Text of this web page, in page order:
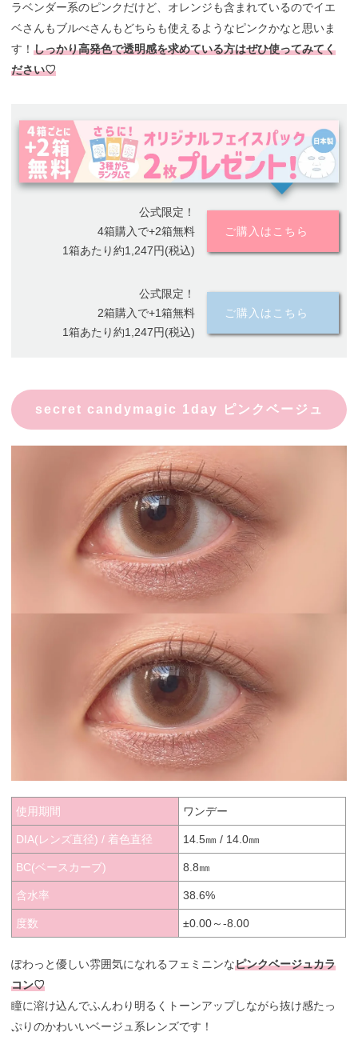
ラベンダー系のピンクだけど、オレンジも含まれているのでイエ
ベさんもブルべさんもどちらも使えるようなピンクかなと思いま
す！しっかり高発色で透明感を求めている方はぜひ使ってみてく
ださい♡
公式限定！
4箱購入で+2箱無料
1箱あたり約1,247円(税込)
ご購入はこちら
公式限定！
2箱購入で+1箱無料
1箱あたり約1,247円(税込)
ご購入はこちら
secret candymagic 1day ピンクベージュ
使用期間 ワンデー
DIA(レンズ直径) / 着色直径 14.5㎜ / 14.0㎜
BC(ベースカーブ) 8.8㎜
含水率 38.6%
度数 ±0.00～-8.00
ぽわっと優しい雰囲気になれるフェミニンなピンクベージュカラ
コン♡
瞳に溶け込んでふんわり明るくトーンアップしながら抜け感たっ
ぷりのかわいいベージュ系レンズです！